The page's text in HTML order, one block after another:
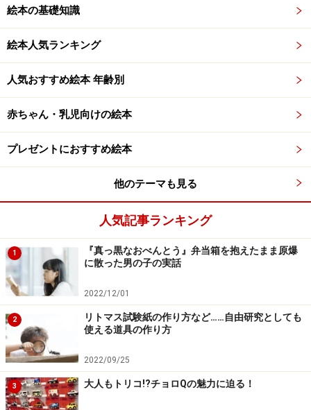
>> 次は、若き日の飯野和好が描く「もうひとつのペー
ター」
い。
絵本の基礎知識
絵本人気ランキング
人気おすすめ絵本 年齢別
赤ちゃん・乳児向けの絵本
プレゼントにおすすめ絵本
他のテーマも見る
人気記事ランキング
1
『真っ黒なおべんとう』弁当箱を抱えたまま原爆
に散った男の子の実話
2022/12/01
2
リトマス試験紙の作り方など……自由研究としても
使える道具の作り方
2022/09/25
3 大人もトリコ!?チョロQの魅力に迫る！